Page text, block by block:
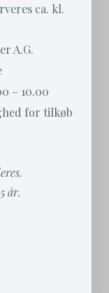
ca. kl.
A.G.
– 10.00
for tilkøb
år.